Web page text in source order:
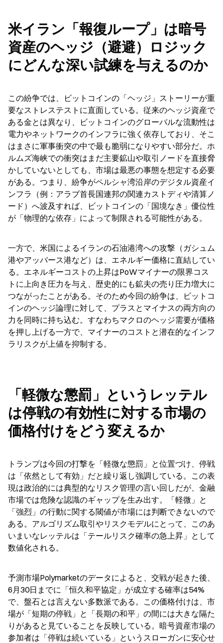
米イラン「報復ループ」は暗号
資産のヘッジ（避避）ロジック
にどんな深い試練を与えるのか
この紛争では、ビットコインの「ヘッジ」ストーリーが重
要なストレステストに直面している。従来のヘッジ資産で
ある金とは異なり、ビットコインのグローバルな流動性は
電力やネットワークのインフラに強く依存しており、そこ
はまさに軍事衝突の中で最も脆弱になりやすい部分だ。ホ
ルムズ海峡での衝突はまだ主要鉱山や取引ノードを直接脅
かしていないとしても、市場は最悪の事態を想定する必要
がある。つまり、紛争がペルシャ湾沿岸のデジタル資産イ
ンフラ（例：アラブ首長国連邦の関連カストディや清算ノ
ード）へ波及すれば、ビットコインの「国境なき」優位性
が「物理的な依存」によって制限される可能性がある。
一方で、米国によるイランの石油港湾への攻撃（ガシュム
港やアッバース港など）は、エネルギー価格に直結してい
る。エネルギーコストの上昇はPoWマイナーの限界コス
トに上向き圧力を与え、歴史的にも鉱夫の売り圧力増大に
つながったことがある。そのため今回の紛争は、ビットコ
インのヘッジ論理に対して、プラスとマイナスの両方向の
力を同時に持ち込む。すなわちマクロのヘッジ需要が価格
を押し上げる一方で、マイナーのコストと潜在的なインフ
ラリスクが上値を抑制する。
「軽微な懲罰」というレッテル
は停戦の有効性に対する市場の
価格付けをどう変えるか
トランプは今回の打撃を「軽微な懲罰」と位置づけ、停戦
は「依然として有効」だと繰り返し強調している。この表
現は政治的には典型的なリスク管理の言い回しだが、金融
市場では危険な認識のギャップを生み出す。「軽微」と
「強烈」の行動に関する閾値が市場には判断できないので
ある。アルゴリズム取引やリスクモデルにとって、このあ
いまいなレッテルは「テールリスク確率の急上昇」として
数値化される。
予測市場Polymarketのデータによると、交戦が起きた後、
6月30日までに「恒久和平協定」が成立する確率は54%
で、盤石とは言えない多数派である。この価格付けは、市
場が「短期の停戦」と「長期の和平」の間には大きな隔た
りがあると見ていることを反映している。暗号資産市場の
参加者は「停戦は続いている」というスローガンに安心せ